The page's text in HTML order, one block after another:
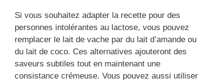
Si vous souhaitez adapter la recette pour des
personnes intolérantes au lactose, vous pouvez
remplacer le lait de vache par du lait d’amande ou
du lait de coco. Ces alternatives ajouteront des
saveurs subtiles tout en maintenant une
consistance crémeuse. Vous pouvez aussi utiliser